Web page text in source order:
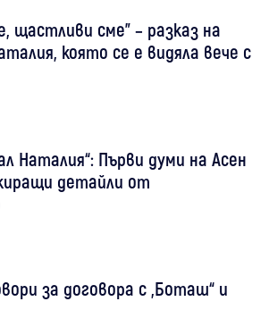
щастливи сме" – разказ на
която се е видяла вече с
Наталия“: Първи думи на Асен
детайли от
за договора с „Боташ“ и